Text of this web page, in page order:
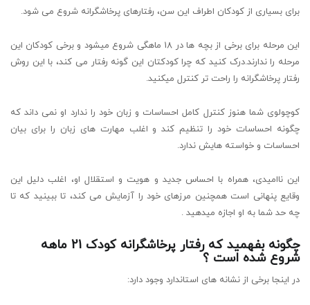
برای بسیاری از کودکان اطراف این سن، رفتارهای پرخاشگرانه شروع می شود.
این مرحله برای برخی از بچه ها در 18 ماهگی شروع میشود و برخی کودکان این
مرحله را ندارند.درک کنید که چرا کودکتان این گونه رفتار می کند، با این روش
رفتار پرخاشگرانه را راحت تر کنترل میکنید.
کوچولوی شما هنوز کنترل کامل احساسات و زبان خود را ندارد او نمی داند که
چگونه احساسات خود را تنظیم کند و اغلب مهارت های زبان را برای بیان
احساسات و خواسته هایش ندارد.
این ناامیدی، همراه با احساس جدید و هویت و استقلال او، اغلب دلیل این
وقایع پنهانی است همچنین مرزهای خود را آزمایش می کند، تا ببینید که تا
چه حد شما به او اجازه میدهید .
چگونه بفهمید که رفتار پرخاشگرانه کودک 21 ماهه
شروع شده است ؟
در اینجا برخی از نشانه های استاندارد وجود دارد: